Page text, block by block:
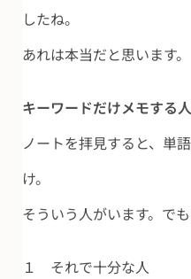
したね。
あれは本当だと思います。
キーワードだけメモする人
ノートを拝見すると、単
け。
そういう人がいます。で
１ それで十分な人